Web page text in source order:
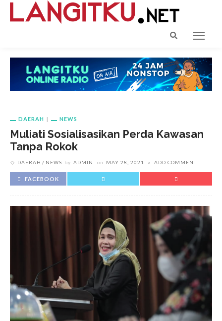
DAERAH NEWS
Muliati Sosialisasikan Perda Kawasan
Tanpa Rokok
DAERAH NEWS by ADMIN on MAY 28, 2021 ADD COMMENT
FACEBOOK